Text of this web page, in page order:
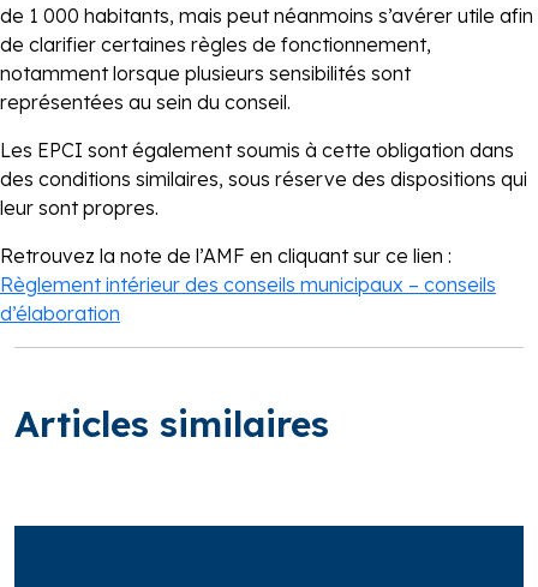
de 1 000 habitants, mais peut néanmoins s’avérer utile afin
de clarifier certaines règles de fonctionnement,
notamment lorsque plusieurs sensibilités sont
représentées au sein du conseil.
Les EPCI sont également soumis à cette obligation dans
des conditions similaires, sous réserve des dispositions qui
leur sont propres.
Retrouvez la note de l’AMF en cliquant sur ce lien :
Règlement intérieur des conseils municipaux – conseils
d’élaboration
Articles similaires